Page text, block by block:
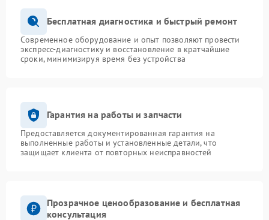
Бесплатная диагностика и быстрый ремонт
Современное оборудование и опыт позволяют провести
экспресс-диагностику и восстановление в кратчайшие
сроки, минимизируя время без устройства
Гарантия на работы и запчасти
Предоставляется документированная гарантия на
выполненные работы и установленные детали, что
защищает клиента от повторных неисправностей
Прозрачное ценообразование и бесплатная
консультация